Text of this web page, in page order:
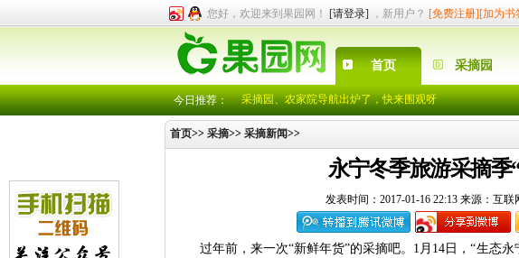
您好，欢迎来到果园网！ [请登录] ，新用户？ [免费注册][加为书
首页 采摘园
今日推荐：
采摘园、农家院导航出炉了，快来围观呀
中秋国庆冬枣采摘券
注册成为会员，就有机会享受各采摘园的优惠啊
各位园主注意了，有采摘园就可“入住”果园网了
采摘园、农家院导航出炉了，快来围观呀
中秋国庆冬枣采摘券
注册成为会员，就有机会享受各采摘园的优惠啊
各位园主注意了，有采摘园就可“入住”果园网了
首页>> 采摘>> 采摘新闻>>
永宁冬季旅游采摘季
发表时间：2017-01-16 22:13 来源：互
过年前，来一次“新鲜年货”的采摘吧。1月14日，“生态